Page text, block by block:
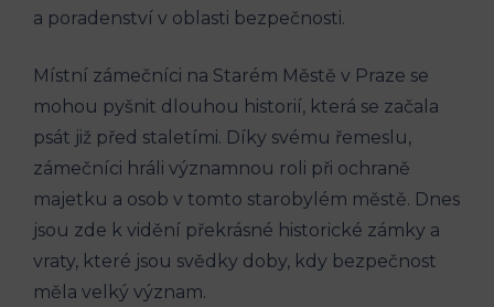
a poradenství v oblasti bezpečnosti.
Místní zámečníci na Starém Městě v Praze se
mohou pyšnit dlouhou historií, která se začala
psát již před staletími. Díky svému řemeslu,
zámečníci hráli významnou roli při ochraně
majetku a osob v tomto starobylém městě. Dnes
jsou zde k vidění překrásné historické zámky a
vraty, které jsou svědky doby, kdy bezpečnost
měla velký význam.